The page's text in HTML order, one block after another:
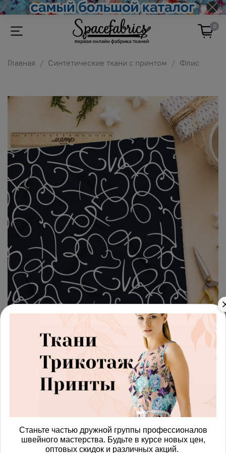
0
Главная Синтетические ткани с принтом Флис
арт.4287180_fleece
Ткань флис белые цифры на
черном фоне
Получить доступ к оптовым ценам
684.00 руб
В корзину
Станьте частью дружной группы профессионалов
швейного мастерства. Будьте в курсе новых цен,
оптовых скидок и различных акций.